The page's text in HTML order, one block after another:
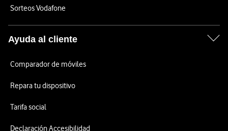
Sorteos Vodafone
Ayuda al cliente
Comparador de móviles
Repara tu dispositivo
Tarifa social
Declaración Accesibilidad